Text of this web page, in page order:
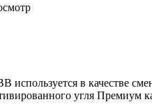
в качестве
угля Премиум